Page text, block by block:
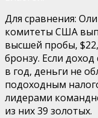
Для сравнения:
комитеты США
высшей пробы,
бронзу. Если
в год, деньги не
подоходным
лидерами
из них 39 золотых.